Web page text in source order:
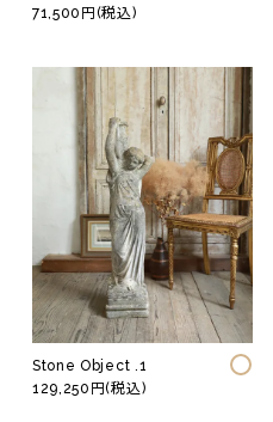
71,500円(税込)
Stone Object .1
129,250円(税込)